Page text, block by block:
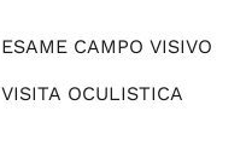
ESAME CAMPO VISIVO
VISITA OCULISTICA